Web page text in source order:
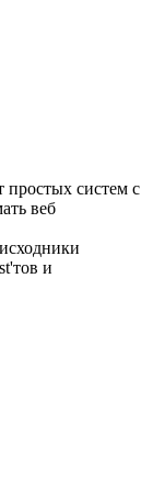
простых систем с
веб
и